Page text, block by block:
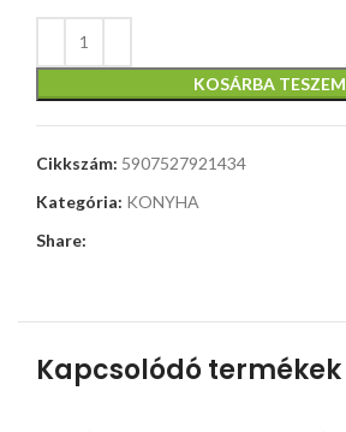
KOSÁRBA TESZEM
Cikkszám: 5907527921434
Kategória: KONYHA
Share:
Kapcsolódó termékek